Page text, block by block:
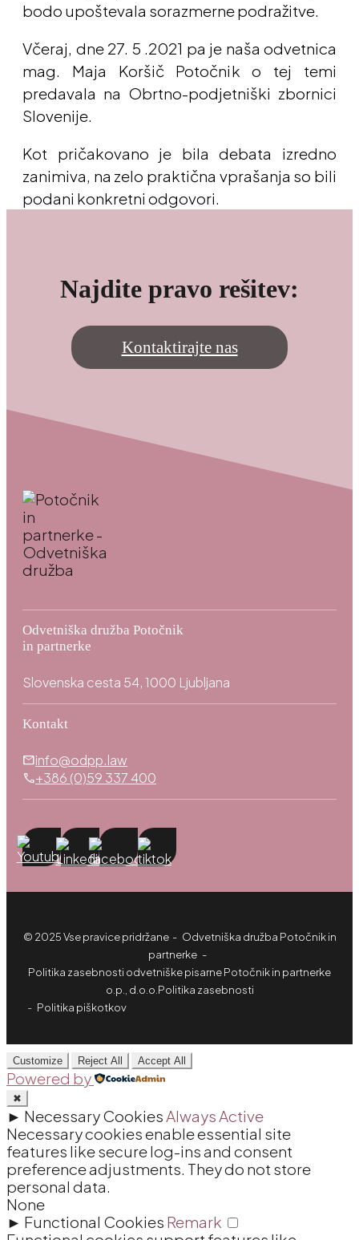
bodo upoštevala sorazmerne podražitve.
Včeraj, dne 27. 5 .2021 pa je naša odvetnica
mag. Maja Koršič Potočnik o tej temi
predavala na Obrtno-podjetniški zbornici
Slovenije.
Kot pričakovano je bila debata izredno
zanimiva, na zelo praktična vprašanja so bili
podani konkretni odgovori.
Najdite pravo rešitev:
Kontaktirajte nas
Odvetniška družba Potočnik
in partnerke
Slovenska cesta 54, 1000 Ljubljana
Kontakt
mailinfo@odpp.law
call+386 (0)59 337 400
© 2025 Vse pravice pridržane - Odvetniška družba Potočnik in
partnerke -
Politika zasebnosti odvetniške pisarne Potočnik in partnerke
o.p., d.o.o.Politika zasebnosti
Politika piškotkov
Customize Reject All Accept All
Powered by
✖
► Necessary Cookies Always Active
Necessary cookies enable essential site
features like secure log-ins and consent
preference adjustments. They do not store
personal data.
None
► Functional Cookies Remark